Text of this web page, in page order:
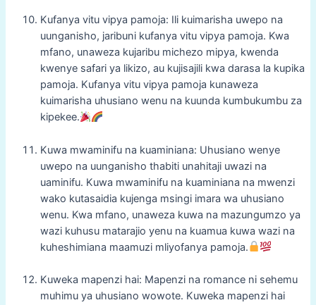
Kufanya vitu vipya pamoja: Ili kuimarisha uwepo na
uunganisho, jaribuni kufanya vitu vipya pamoja. Kwa
mfano, unaweza kujaribu michezo mipya, kwenda
kwenye safari ya likizo, au kujisajili kwa darasa la kupika
pamoja. Kufanya vitu vipya pamoja kunaweza
kuimarisha uhusiano wenu na kuunda kumbukumbu za
kipekee.
Kuwa mwaminifu na kuaminiana: Uhusiano wenye
uwepo na uunganisho thabiti unahitaji uwazi na
uaminifu. Kuwa mwaminifu na kuaminiana na mwenzi
wako kutasaidia kujenga msingi imara wa uhusiano
wenu. Kwa mfano, unaweza kuwa na mazungumzo ya
wazi kuhusu matarajio yenu na kuamua kuwa wazi na
kuheshimiana maamuzi mliyofanya pamoja.
Kuweka mapenzi hai: Mapenzi na romance ni sehemu
muhimu ya uhusiano wowote. Kuweka mapenzi hai